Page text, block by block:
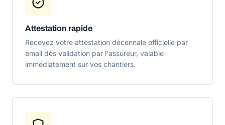
Attestation rapide
Recevez votre attestation décennale officielle par
email dès validation par l'assureur, valable
immédiatement sur vos chantiers.